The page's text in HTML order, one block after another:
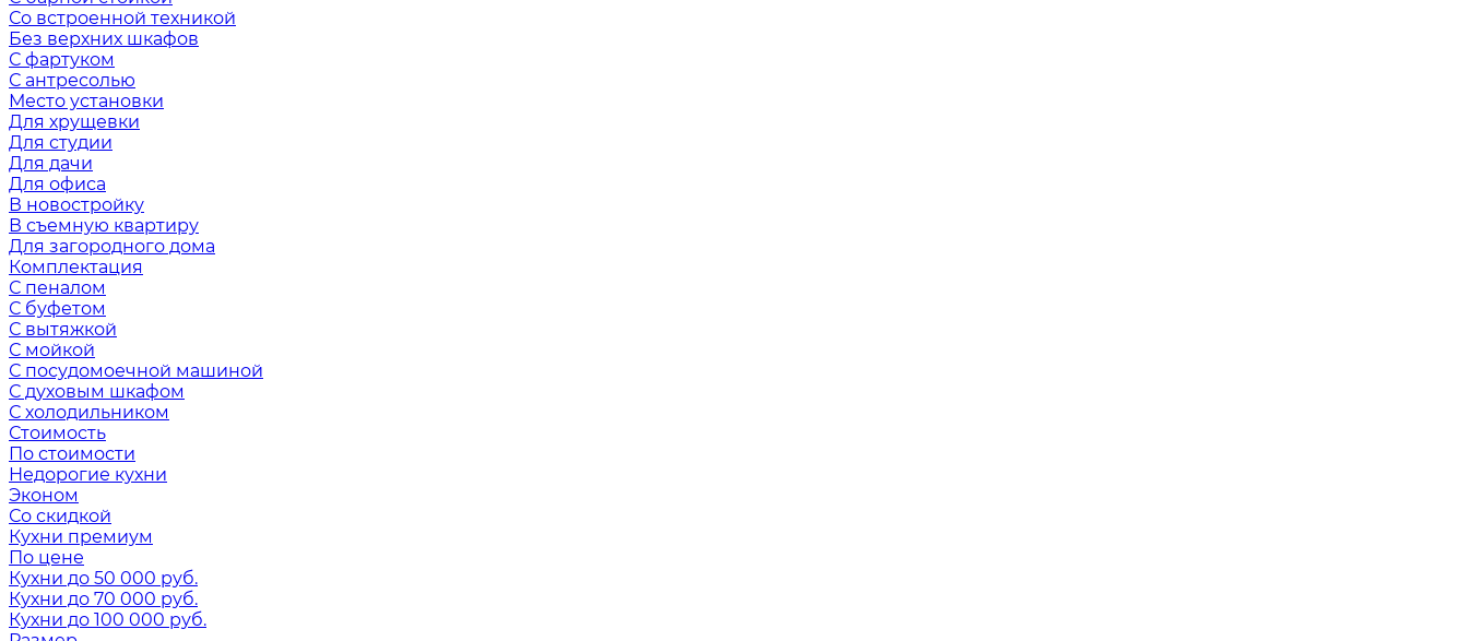
Со встроенной техникой
Без верхних шкафов
С фартуком
С антресолью
Место установки
Для хрущевки
Для студии
Для дачи
Для офиса
В новостройку
В съемную квартиру
Для загородного дома
Комплектация
С пеналом
С буфетом
С вытяжкой
С мойкой
С посудомоечной машиной
С духовым шкафом
С холодильником
Стоимость
По стоимости
Недорогие кухни
Эконом
Со скидкой
Кухни премиум
По цене
Кухни до 50 000 руб.
Кухни до 70 000 руб.
Кухни до 100 000 руб.